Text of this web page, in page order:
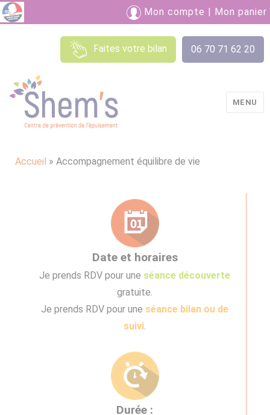
Mon compte | Mon panier
Faites votre bilan 06 70 71 62 20
MENU
Accueil » Accompagnement équilibre de vie
Date et horaires
Je prends RDV pour une séance découverte
gratuite.
Je prends RDV pour une séance bilan ou de
suivi.
Durée :